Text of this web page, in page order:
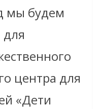
мы будем
для
центра для
«Дети